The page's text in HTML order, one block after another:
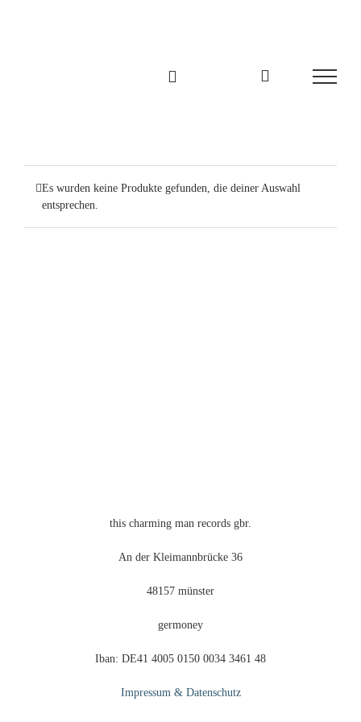
Es wurden keine Produkte gefunden, die deiner Auswahl
entsprechen.
this charming man records gbr.
An der Kleimannbrücke 36
48157 münster
germoney
Iban: DE41 4005 0150 0034 3461 48
Impressum & Datenschutz